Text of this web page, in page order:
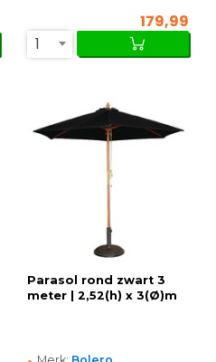
179,99
1
Parasol rond zwart 3
meter | 2,52(h) x 3(Ø)m